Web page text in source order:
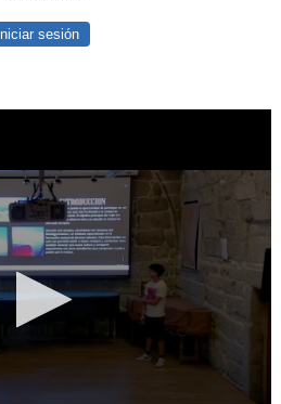
Iniciar sesión